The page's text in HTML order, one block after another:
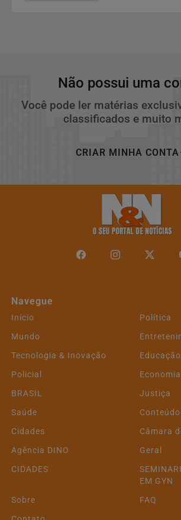
Não possui uma
Você pode ler matérias
classificados e muito
CRIAR MINHA CONTA
Navegue
Início
Política
Mundo
Tecnologia & Inovação
Educação
Policial
Economia
BRASIL
Justiça
Saúde
Cidades
Câmara
Agência DINO
Geral
CIDADES
EM GYN
Sobre
FAQ